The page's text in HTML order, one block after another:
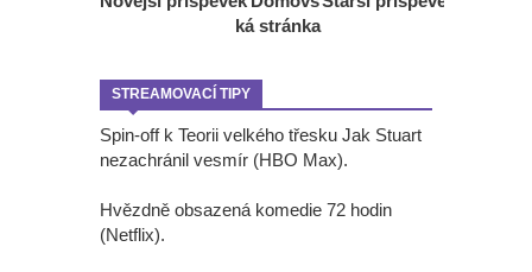
ká stránka
STREAMOVACÍ TIPY
Spin-off k Teorii velkého třesku Jak Stuart
nezachránil vesmír (HBO Max).
Hvězdně obsazená komedie 72 hodin
(Netflix).